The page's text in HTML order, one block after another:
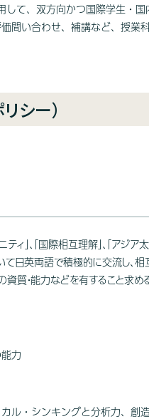
て、双方向かつ国際学生・国
い合わせ、補講など、授業
シー）
ィ」、「国際相互理解」、「
て日英両語で積極的に交流し、
質・能力などを有すること求め
力
ル・シンキングと分析力、創